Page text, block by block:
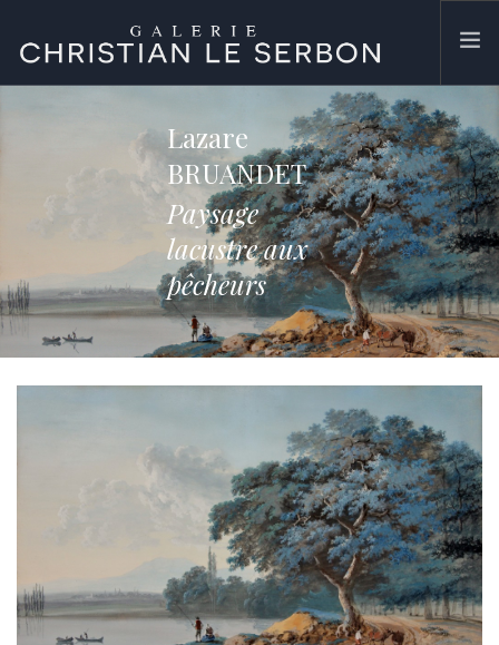
SEARCH SITE
Lazare
BRUANDET
Paysage
lacustre aux
pêcheurs